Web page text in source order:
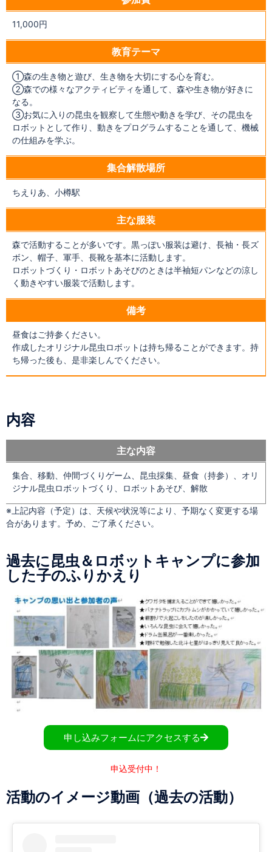
11,000円
教育テーマ
①森の生き物と遊び、生き物を大切にする心を育む。
②森での様々なアクティビティを通して、森や生き物が好きに
なる。
③お気に入りの昆虫を観察して生態や動きを学び、その昆虫を
ロボットとして作り、動きをプログラムすることを通して、機械
の仕組みを学ぶ。
集合解散場所
ちえりあ、小樽駅
主な服装
森で活動することが多いです。黒っぽい服装は避け、長袖・長ズ
ボン、帽子、軍手、長靴を基本に活動します。
ロボットづくり・ロボットあそびのときは半袖短パンなどの涼し
く動きやすい服装で活動します。
備考
昼食はご持参ください。
作成したオリジナル昆虫ロボットは持ち帰ることができます。持
ち帰った後も、是非楽しんでください。
内容
主な内容
集合、移動、仲間づくりゲーム、昆虫採集、昼食（持参）、オリ
ジナル昆虫ロボットづくり、ロボットあそび、解散
※上記内容（予定）は、天候や状況等により、予期なく変更する場
合があります。予め、ご了承ください。
過去に昆虫＆ロボットキャンプに参加
した子のふりかえり
申し込みフォームにアクセスする
申込受付中！
活動のイメージ動画（過去の活動）